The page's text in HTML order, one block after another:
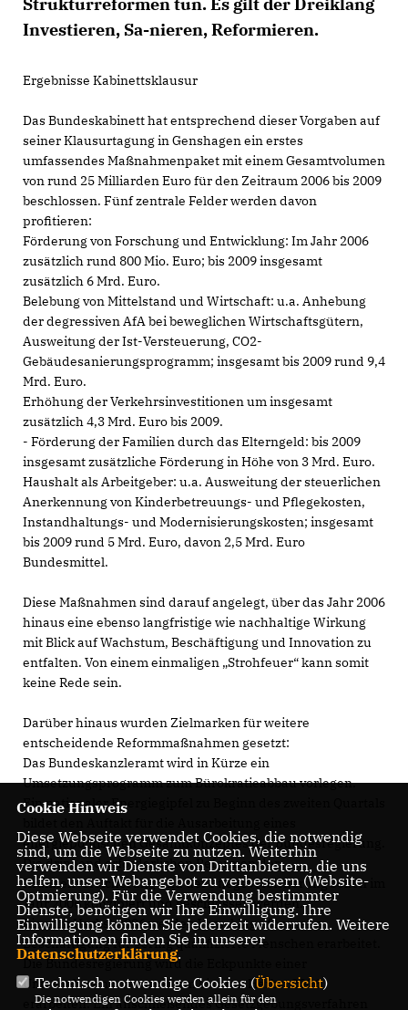
Investieren, Sa-nieren, Reformieren.
Ergebnisse Kabinettsklausur
Das Bundeskabinett hat entsprechend dieser Vorgaben auf
seiner Klausurtagung in Genshagen ein erstes
umfassendes Maßnahmenpaket mit einem Gesamtvolumen
von rund 25 Milliarden Euro für den Zeitraum 2006 bis 2009
beschlossen. Fünf zentrale Felder werden davon
profitieren:
Förderung von Forschung und Entwicklung: Im Jahr 2006
zusätzlich rund 800 Mio. Euro; bis 2009 insgesamt
zusätzlich 6 Mrd. Euro.
Belebung von Mittelstand und Wirtschaft: u.a. Anhebung
der degressiven AfA bei beweglichen Wirtschaftsgütern,
Ausweitung der Ist-Versteuerung, CO2-
Gebäudesanierungsprogramm; insgesamt bis 2009 rund 9,4
Mrd. Euro.
Erhöhung der Verkehrsinvestitionen um insgesamt
zusätzlich 4,3 Mrd. Euro bis 2009.
- Förderung der Familien durch das Elterngeld: bis 2009
insgesamt zusätzliche Förderung in Höhe von 3 Mrd. Euro.
Haushalt als Arbeitgeber: u.a. Ausweitung der steuerlichen
Anerkennung von Kinderbetreuungs- und Pflegekosten,
Instandhaltungs- und Modernisierungskosten; insgesamt
bis 2009 rund 5 Mrd. Euro, davon 2,5 Mrd. Euro
Bundesmittel.
Diese Maßnahmen sind darauf angelegt, über das Jahr 2006
hinaus eine ebenso langfristige wie nachhaltige Wirkung
mit Blick auf Wachstum, Beschäftigung und Innovation zu
entfalten. Von einem einmaligen „Strohfeuer“ kann somit
keine Rede sein.
Darüber hinaus wurden Zielmarken für weitere
entscheidende Reformmaßnahmen gesetzt:
Das Bundeskanzleramt wird in Kürze ein
Umsetzungsprogramm zum Bürokratieabbau vorlegen.
Ein nationaler Energiegipfel zu Beginn des zweiten Quartals
energiepolitischen Gesamtkonzeptes der Bundesregierung.
Die dringend erforderlichen Reformen der
Krankenversicherung und der Pflegeversicherung sollen im
Jahr 2006 konzipiert und beschlossen werden.
Bis zum Herbst 2006 werden Vorschläge für mehr
Beschäftigung für gering qualifizierte Menschen erarbeitet.
Die Bundesregierung wird die Eckpunkte einer
Unternehmenssteuerreform bis zum Herbst 2006
erarbeiten. Ein anschließendes Gesetzgebungsverfahren
Cookie Hinweis
Diese Webseite verwendet Cookies, die notwendig
sind, um die Webseite zu nutzen. Weiterhin
verwenden wir Dienste von Drittanbietern, die uns
helfen, unser Webangebot zu verbessern (Website-
Optmierung). Für die Verwendung bestimmter
Dienste, benötigen wir Ihre Einwilligung. Ihre
Einwilligung können Sie jederzeit widerrufen. Weitere
Informationen finden Sie in unserer
Datenschutzerklärung.
Technisch notwendige Cookies (Übersicht)
Die notwendigen Cookies werden allein für den